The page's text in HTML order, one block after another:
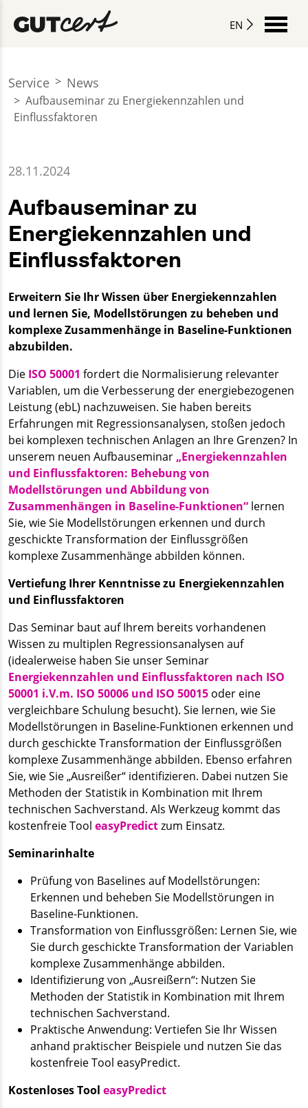
EN
Service News
Aufbauseminar zu Energiekennzahlen und
Einflussfaktoren
28.11.2024
Aufbauseminar zu
Energiekennzahlen und
Einflussfaktoren
Erweitern Sie Ihr Wissen über Energiekennzahlen
und lernen Sie, Modellstörungen zu beheben und
komplexe Zusammenhänge in Baseline-Funktionen
abzubilden.
Die ISO 50001 fordert die Normalisierung relevanter
Variablen, um die Verbesserung der energiebezogenen
Leistung (ebL) nachzuweisen. Sie haben bereits
Erfahrungen mit Regressionsanalysen, stoßen jedoch
bei komplexen technischen Anlagen an Ihre Grenzen? In
unserem neuen Aufbauseminar „Energiekennzahlen
und Einflussfaktoren: Behebung von
Modellstörungen und Abbildung von
Zusammenhängen in Baseline-Funktionen“ lernen
Sie, wie Sie Modellstörungen erkennen und durch
geschickte Transformation der Einflussgrößen
komplexe Zusammenhänge abbilden können.
Vertiefung Ihrer Kenntnisse zu Energiekennzahlen
und Einflussfaktoren
Das Seminar baut auf Ihrem bereits vorhandenen
Wissen zu multiplen Regressionsanalysen auf
(idealerweise haben Sie unser Seminar
Energiekennzahlen und Einflussfaktoren nach ISO
50001 i.V.m. ISO 50006 und ISO 50015 oder eine
vergleichbare Schulung besucht). Sie lernen, wie Sie
Modellstörungen in Baseline-Funktionen erkennen und
durch geschickte Transformation der Einflussgrößen
komplexe Zusammenhänge abbilden. Ebenso erfahren
Sie, wie Sie „Ausreißer“ identifizieren. Dabei nutzen Sie
Methoden der Statistik in Kombination mit Ihrem
technischen Sachverstand. Als Werkzeug kommt das
kostenfreie Tool easyPredictzum Einsatz.
Seminarinhalte
Prüfung von Baselines auf Modellstörungen:
Erkennen und beheben Sie Modellstörungen in
Baseline-Funktionen.
Transformation von Einflussgrößen: Lernen Sie, wie
Sie durch geschickte Transformation der Variablen
komplexe Zusammenhänge abbilden.
Identifizierung von „Ausreißern“: Nutzen Sie
Methoden der Statistik in Kombination mit Ihrem
technischen Sachverstand.
Praktische Anwendung: Vertiefen Sie Ihr Wissen
anhand praktischer Beispiele und nutzen Sie das
kostenfreie Tool easyPredict.
Kostenloses Tool easyPredict